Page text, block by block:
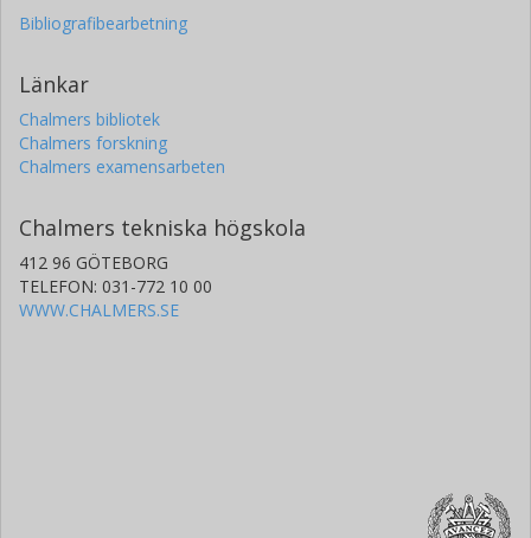
Bibliografibearbetning
Länkar
Chalmers bibliotek
Chalmers forskning
Chalmers examensarbeten
Chalmers tekniska högskola
412 96 GÖTEBORG
TELEFON: 031-772 10 00
WWW.CHALMERS.SE